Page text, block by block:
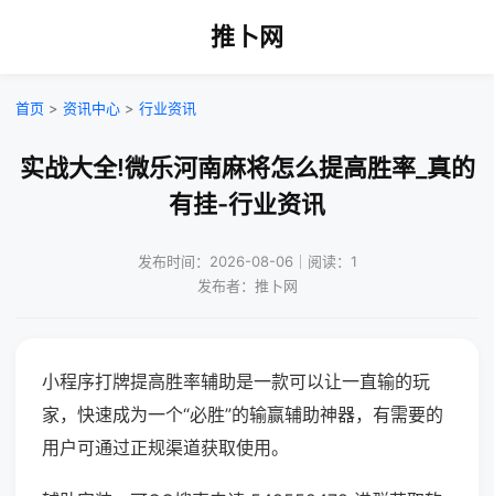
推卜网
首页 > 资讯中心 > 行业资讯
实战大全!微乐河南麻将怎么提高胜率_真的
有挂-行业资讯
发布时间：2026-08-06｜阅读：1
发布者：推卜网
小程序打牌提高胜率辅助是一款可以让一直输的玩
家，快速成为一个“必胜”的输赢辅助神器，有需要的
用户可通过正规渠道获取使用。